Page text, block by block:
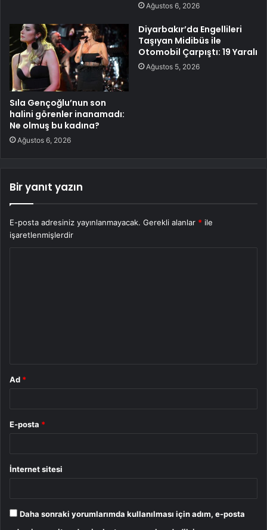
Ağustos 6, 2026
Sıla Gençoğlu’nun son
halini görenler inanamadı:
Ne olmuş bu kadına?
Ağustos 6, 2026
Diyarbakır’da Engellileri
Taşıyan Midibüs ile
Otomobil Çarpıştı: 19 Yaralı
Ağustos 5, 2026
Bir yanıt yazın
E-posta adresiniz yayınlanmayacak. Gerekli alanlar * ile
işaretlenmişlerdir
Ad *
E-posta *
İnternet sitesi
Daha sonraki yorumlarımda kullanılması için adım, e-posta